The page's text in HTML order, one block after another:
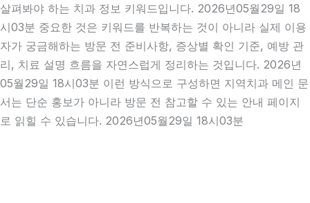
살펴봐야 하는 치과 정보 키워드입니다. 2026년05월29일 18
시03분 중요한 것은 키워드를 반복하는 것이 아니라 실제 이용
자가 궁금해하는 방문 전 준비사항, 증상별 확인 기준, 예방 관
리, 치료 설명 흐름을 자연스럽게 정리하는 것입니다. 2026년
05월29일 18시03분 이런 방식으로 구성하면 지역치과 메인 문
서는 단순 홍보가 아니라 방문 전 참고할 수 있는 안내 페이지
로 읽힐 수 있습니다. 2026년05월29일 18시03분